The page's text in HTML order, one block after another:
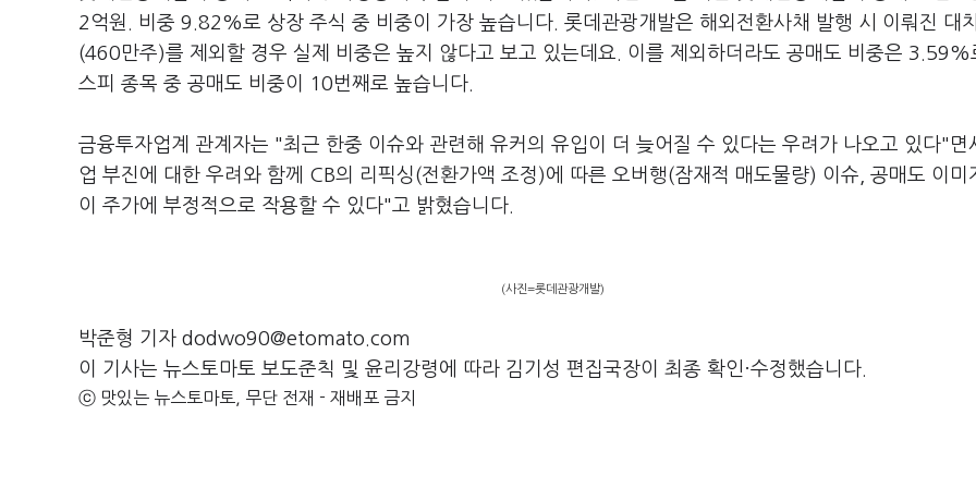
2억원. 비중 9.82%로 상장 주식 중 비중이 가장 높습니다. 롯데관광개발은 해외전환사채 발행 시 이뤄진 대
(460만주)를 제외할 경우 실제 비중은 높지 않다고 보고 있는데요. 이를 제외하더라도 공매도 비중은 3.59%
스피 종목 중 공매도 비중이 10번째로 높습니다.
금융투자업계 관계자는 "최근 한중 이슈와 관련해 유커의 유입이 더 늦어질 수 있다는 우려가 나오고 있다"면
업 부진에 대한 우려와 함께 CB의 리픽싱(전환가액 조정)에 따른 오버행(잠재적 매도물량) 이슈, 공매도 이미
이 주가에 부정적으로 작용할 수 있다"고 밝혔습니다.
(사진=롯데관광개발)
박준형 기자 dodwo90@etomato.com
이 기사는 뉴스토마토 보도준칙 및 윤리강령에 따라 김기성 편집국장이 최종 확인·수정했습니다.
ⓒ 맛있는 뉴스토마토, 무단 전재 - 재배포 금지